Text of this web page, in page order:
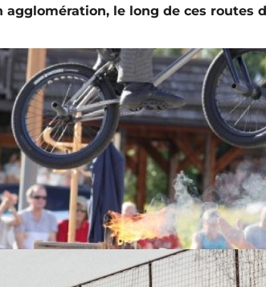
le long de ces routes